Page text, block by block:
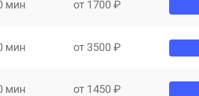
мин от 1700 ₽
мин от 3500 ₽
мин от 1450 ₽